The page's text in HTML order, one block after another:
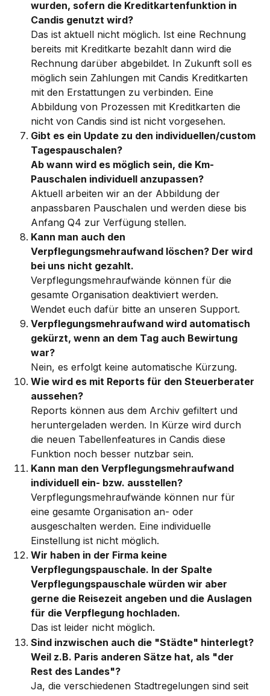
wurden, sofern die Kreditkartenfunktion in
Candis genutzt wird?
Das ist aktuell nicht möglich. Ist eine Rechnung
bereits mit Kreditkarte bezahlt dann wird die
Rechnung darüber abgebildet. In Zukunft soll es
möglich sein Zahlungen mit Candis Kreditkarten
mit den Erstattungen zu verbinden. Eine
Abbildung von Prozessen mit Kreditkarten die
nicht von Candis sind ist nicht vorgesehen.
Gibt es ein Update zu den individuellen/custom
Tagespauschalen?
Ab wann wird es möglich sein, die Km-
Pauschalen individuell anzupassen?
Aktuell arbeiten wir an der Abbildung der
anpassbaren Pauschalen und werden diese bis
Anfang Q4 zur Verfügung stellen.
Kann man auch den
Verpflegungsmehraufwand löschen? Der wird
bei uns nicht gezahlt.
Verpflegungsmehraufwände können für die
gesamte Organisation deaktiviert werden.
Wendet euch dafür bitte an unseren Support.
Verpflegungsmehraufwand wird automatisch
gekürzt, wenn an dem Tag auch Bewirtung
war?
Nein, es erfolgt keine automatische Kürzung.
Wie wird es mit Reports für den Steuerberater
aussehen?
Reports können aus dem Archiv gefiltert und
heruntergeladen werden. In Kürze wird durch
die neuen Tabellenfeatures in Candis diese
Funktion noch besser nutzbar sein.
Kann man den Verpflegungsmehraufwand
individuell ein- bzw. ausstellen?
Verpflegungsmehraufwände können nur für
eine gesamte Organisation an- oder
ausgeschalten werden. Eine individuelle
Einstellung ist nicht möglich.
Wir haben in der Firma keine
Verpflegungspauschale. In der Spalte
Verpflegungspauschale würden wir aber
gerne die Reisezeit angeben und die Auslagen
für die Verpflegung hochladen.
Das ist leider nicht möglich.
Sind inzwischen auch die "Städte" hinterlegt?
Weil z.B. Paris anderen Sätze hat, als "der
Rest des Landes"?
Ja, die verschiedenen Stadtregelungen sind seit